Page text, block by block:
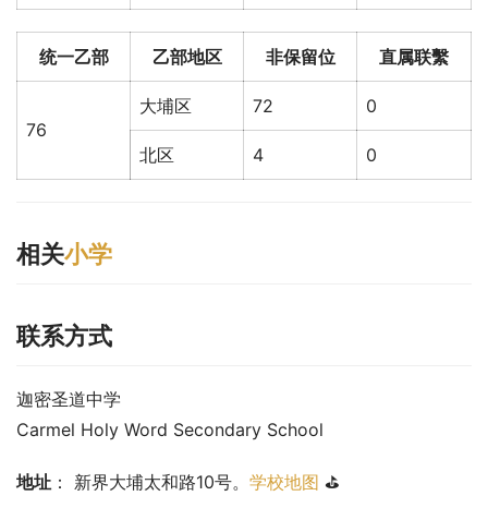
统一乙部 乙部地区 非保留位 直属联繫
76
大埔区 72 0
北区 4 0
相关小学
联系方式
迦密圣道中学
Carmel Holy Word Secondary School
地址 ： 新界大埔太和路10号。 学校地图 ⛳